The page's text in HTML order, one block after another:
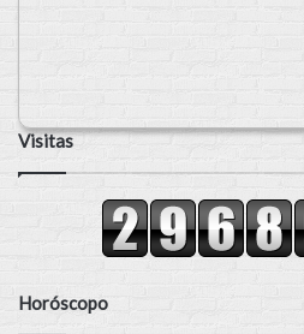
Visitas
Horóscopo